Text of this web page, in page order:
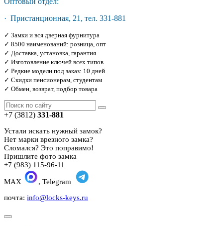
· Пристанционная, 21, тел. 331-881
✓ Замки и вся дверная фурнитура
✓ 8500 наименований: розница, опт
✓ Доставка, установка, гарантия
✓ Изготовление ключей всех типов
✓ Редкие модели под заказ: 10 дней
✓ Скидки пенсионерам, студентам
✓ Обмен, возврат, подбор товара
+7 (3812) 331-881
Устали искать нужный замок?
Нет марки врезного замка?
Сломался? Это поправимо!
Пришлите фото замка
+7 (983) 115-96-11
MAX
, Telegram
почта: info@locks-keys.ru